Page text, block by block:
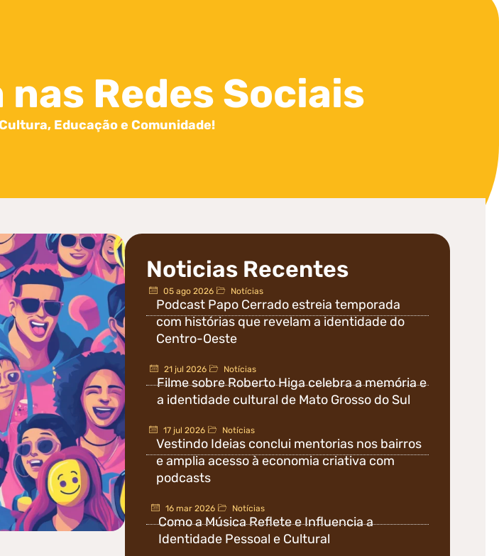
Redes Sociais
Educação e Comunidade!
Noticias Recentes
05 ago 2026 Notícias
Podcast Papo Cerrado estreia temporada
com histórias que revelam a identidade do
Centro-Oeste
21 jul 2026 Notícias
Filme sobre Roberto Higa celebra a memória e
a identidade cultural de Mato Grosso do Sul
17 jul 2026 Notícias
Vestindo Ideias conclui mentorias nos bairros
e amplia acesso à economia criativa com
podcasts
16 mar 2026 Notícias
Como a Música Reflete e Influencia a
Identidade Pessoal e Cultural